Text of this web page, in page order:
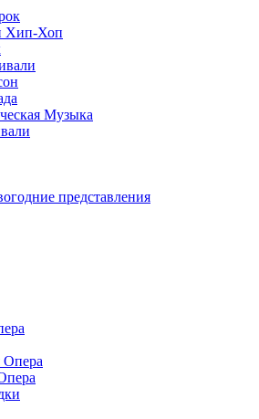
Хип-Хоп
Музыка
представления
Опера